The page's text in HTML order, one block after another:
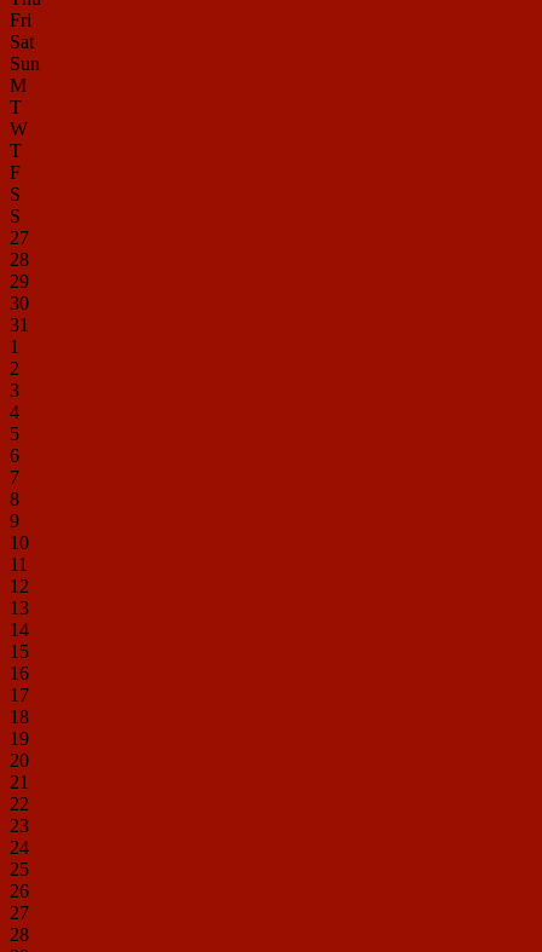
Fri
Sat
Sun
M
T
W
T
F
S
S
27
28
29
30
31
1
2
3
4
5
6
7
8
9
10
11
12
13
14
15
16
17
18
19
20
21
22
23
24
25
26
27
28